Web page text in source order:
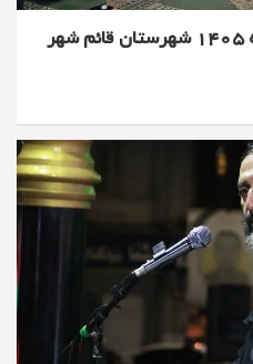
مراسم نماز جمعه 9 مرداد ماه 1405 شهرستان قائم شهر